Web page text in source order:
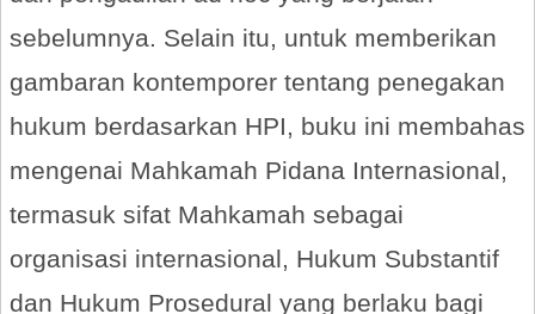
sebelumnya. Selain itu, untuk memberikan
gambaran kontemporer tentang penegakan
hukum berdasarkan HPI, buku ini membahas
mengenai Mahkamah Pidana Internasional,
termasuk sifat Mahkamah sebagai
organisasi internasional, Hukum Substantif
dan Hukum Prosedural yang berlaku bagi